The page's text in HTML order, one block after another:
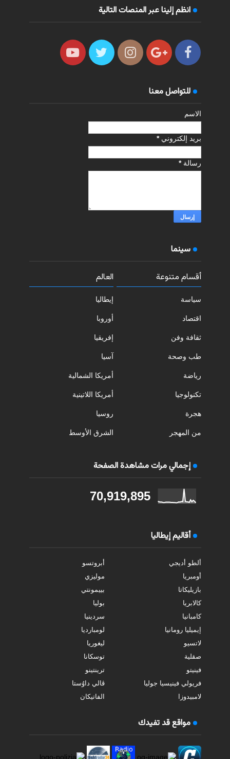
انظم إلينا عبر المنصات التالية
للتواصل معنا
الاسم
بريد إلكتروني*
رسالة*
سينما
أقسام متنوعة
سياسة
اقتصاد
ثقافة وفن
طب وصحة
رياضة
تكنولوجيا
هجرة
من المهجر
العالم
إيطاليا
أوروبا
إفريقيا
آسيا
أمريكا الشمالية
أمريكا اللاتينية
روسيا
الشرق الأوسط
إجمالي مرات مشاهدة الصفحة
70,919,895
أقاليم إيطاليا
ألطو أديجي
أبروتسو
أومبريا
موليزي
بازيليكاتا
بييمونتي
كالابريا
بوليا
كامبانيا
سردينيا
إيميليا رومانيا
لومبارديا
لاتسيو
ليغوريا
صقلية
توسكانا
فينيتو
ترينتينو
فريولي فينيسيا جوليا
ڤالي داوُستا
لامبيدوزا
الفاتيكان
مواقع قد تفيدك